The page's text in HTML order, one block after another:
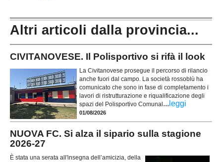
Altri articoli dalla provincia...
CIVITANOVESE. Il Polisportivo si rifà il look
La Civitanovese prosegue il percorso di rilancio
anche fuori dal campo. La società rossoblù ha
comunicato che sono in fase di completamento i
lavori di ristrutturazione e riqualificazione degli
spazi del Polisportivo Comunal ... leggi
01/08/2026
NUOVA FC. Si alza il sipario sulla stagione
2026-27
È stata una serata all'insegna dell’amicizia, della